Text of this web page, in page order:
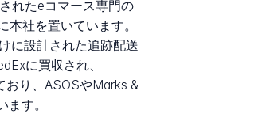
れたeコマース専門の
社を置いています。
に設計された追跡配送
に買収され、
おり、ASOSやMarks &
す。